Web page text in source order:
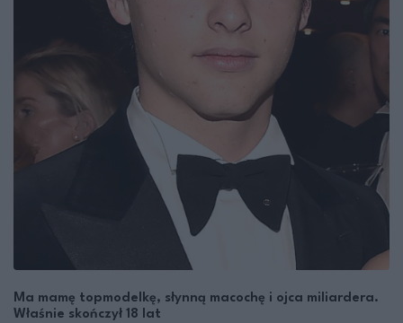
Ma mamę topmodelkę, słynną macochę i ojca miliardera.
Właśnie skończył 18 lat